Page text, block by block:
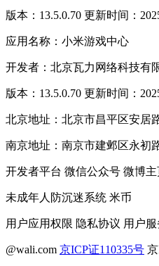
版本：13.5.0.70 更新时间：
应用名称：小米游戏中心
开发者：北京瓦力网络科技有
版本：13.5.0.70 更新时间：
北京地址：北京市昌平区安居
南京地址：南京市建邺区永初
开发者平台 微信公众号 微博主
未成年人防沉迷系统 米币
用户应用权限 隐私协议 用户
@wali.com 京ICP证110335号